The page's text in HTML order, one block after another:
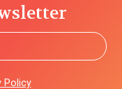
Policy